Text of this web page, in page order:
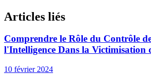
Articles liés
Comprendre le Rôle du Contrôle
l'Intelligence Dans la Victimisation
10 février 2024